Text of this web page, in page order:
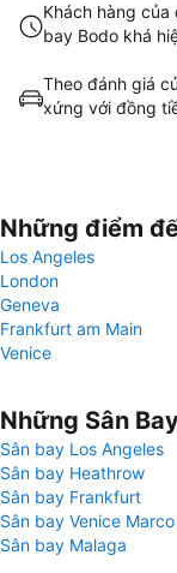
Khách hàng của
bay Bodo khá
Theo đánh giá
xứng với đồng
Những điểm
Los Angeles
London
Geneva
Frankfurt am Main
Venice
Những Sân
Sân bay Los Angeles
Sân bay Heathrow
Sân bay Frankfurt
Sân bay Venice
Sân bay Malaga